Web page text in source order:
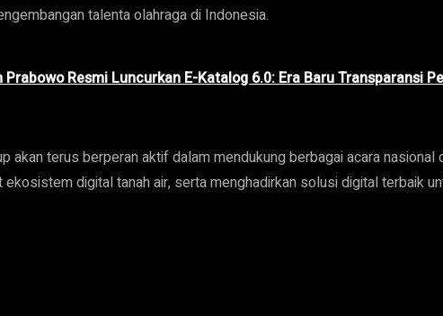
talenta olahraga di Indonesia.
Prabowo Resmi Luncurkan E-Katalog 6.0: Era Baru Transparansi
akan terus berperan aktif dalam mendukung berbagai acara nasional
digital tanah air, serta menghadirkan solusi digital terbaik